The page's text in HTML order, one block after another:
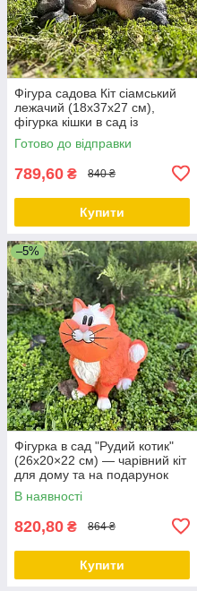
Фігура садова Кіт сіамський
лежачий (18х37х27 см),
фігурка кішки в сад із
полістоуну
Готово до відправки
789,60 ₴ 840 ₴
Купити
–5%
Фігурка в сад "Рудий котик"
(26х20×22 см) — чарівний кіт
для дому та на подарунок
В наявності
820,80 ₴ 864 ₴
Купити